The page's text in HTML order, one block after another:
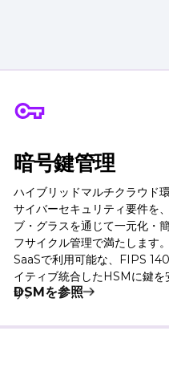
暗号鍵管理
ハイブリッドマルチクラウド
サイバーセキュリティ要件を
ブ・グラスを通じて一元化・
フサイクル管理で満たします
SaaSで利用可能な、FIPS
イティブ統合したHSMに鍵を
す。
DSMを参照